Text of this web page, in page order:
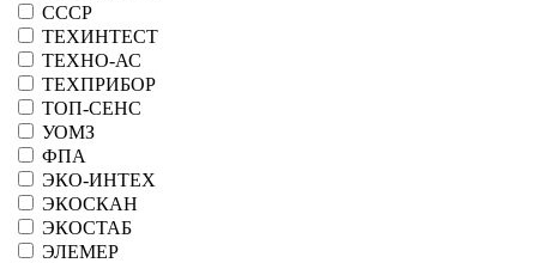
СССР
ТЕХИНТЕСТ
ТЕХНО-АС
ТЕХПРИБОР
ТОП-СЕНС
УОМЗ
ФПА
ЭКО-ИНТЕХ
ЭКОСКАН
ЭКОСТАБ
ЭЛЕМЕР